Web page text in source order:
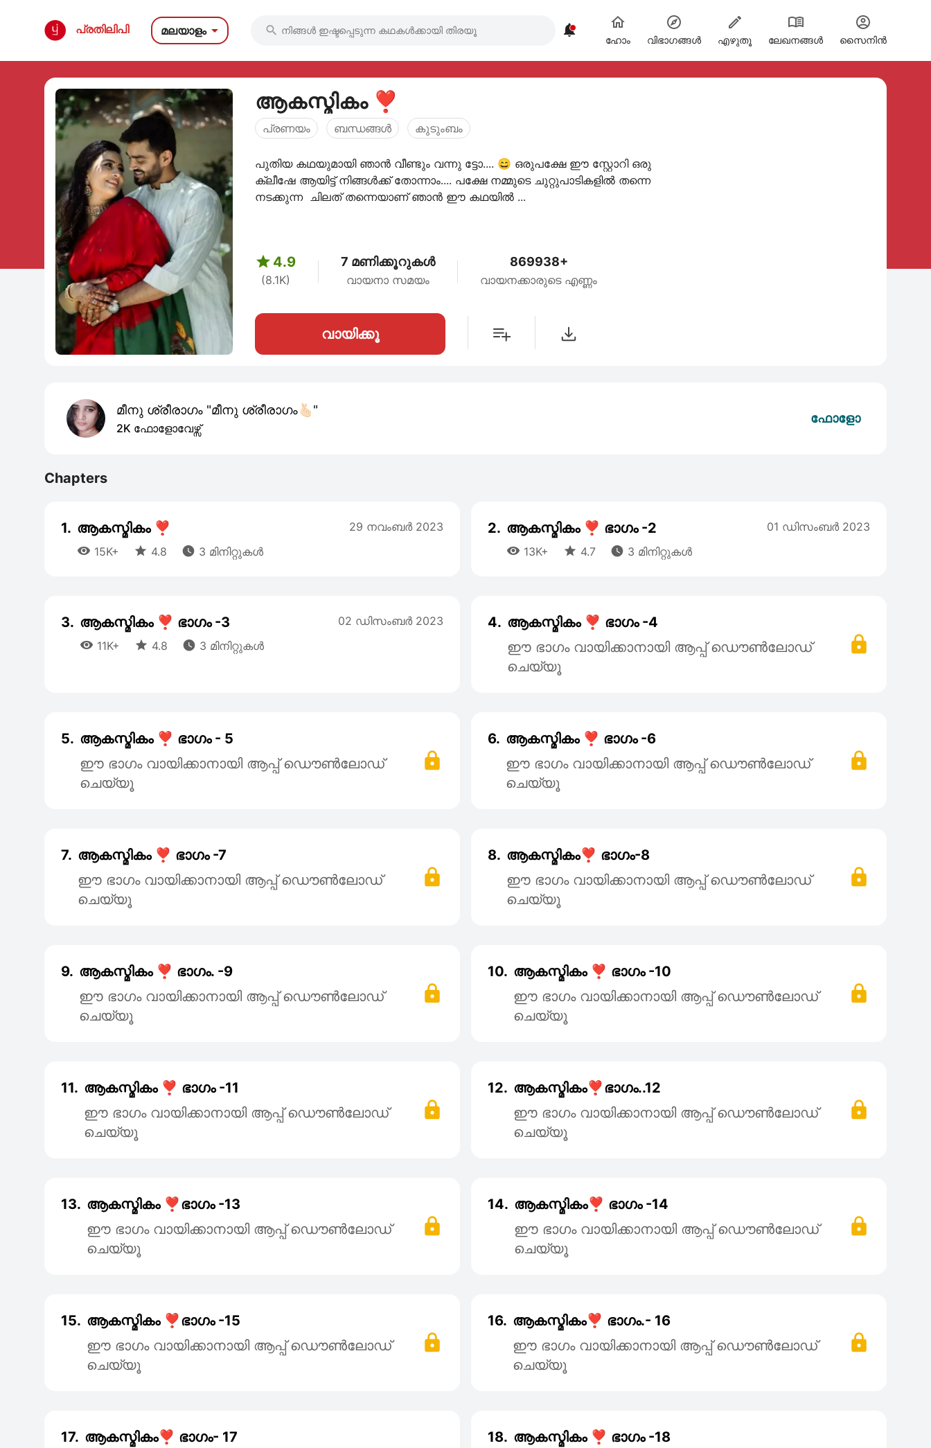
പ്രതിലിപി മലയാളം  
ഹോം വിഭാഗങ്ങള്‍ എഴുതൂ ലേഖനങ്ങൾ സൈനിന്‍
ആകസ്മികം ❣️
പ്രണയം ബന്ധങ്ങള്‍ കുടുംബം
പുതിയ കഥയുമായി ഞാൻ വീണ്ടും വന്നു ട്ടോ.... 😄 ഒരുപക്ഷേ ഈ സ്റ്റോറി ഒരു
ക്ലീഷേ ആയിട്ട് നിങ്ങൾക്ക് തോന്നാം.... പക്ഷേ നമ്മുടെ ചുറ്റുപാടികളിൽ തന്നെ
നടക്കുന്ന ചിലത് തന്നെയാണ് ഞാൻ ഈ കഥയിൽ ...
 4.9
(8.1K)
7 മണിക്കൂറുകൾ
വായനാ സമയം
869938+
വായനക്കാരുടെ എണ്ണം
വായിക്കൂ
മീനു ശ്രീരാഗം "മീനു ശ്രീരാഗം🫰🏻"
2K ഫോളോവേഴ്സ്
ഫോളോ
Chapters
1. ആകസ്മികം ❣️
 15K+  4.8  3 മിനിറ്റുകൾ
29 നവംബര്‍ 2023 2. ആകസ്മികം ❣️ ഭാഗം -2
 13K+  4.7  3 മിനിറ്റുകൾ
01 ഡിസംബര്‍ 2023
3. ആകസ്മികം ❣️ ഭാഗം -3
 11K+  4.8  3 മിനിറ്റുകൾ
02 ഡിസംബര്‍ 2023 4. ആകസ്മികം ❣️ ഭാഗം -4
ഈ ഭാഗം വായിക്കാനായി ആപ്പ് ഡൌൺലോഡ്
ചെയ്യൂ
5. ആകസ്മികം ❣️ ഭാഗം - 5
ഈ ഭാഗം വായിക്കാനായി ആപ്പ് ഡൌൺലോഡ്
ചെയ്യൂ
6. ആകസ്മികം ❣️ ഭാഗം -6
ഈ ഭാഗം വായിക്കാനായി ആപ്പ് ഡൌൺലോഡ്
ചെയ്യൂ
7. ആകസ്മികം ❣️ ഭാഗം -7
ഈ ഭാഗം വായിക്കാനായി ആപ്പ് ഡൌൺലോഡ്
ചെയ്യൂ
8. ആകസ്മികം❣️ ഭാഗം-8
ഈ ഭാഗം വായിക്കാനായി ആപ്പ് ഡൌൺലോഡ്
ചെയ്യൂ
9. ആകസ്മികം ❣️ ഭാഗം. -9
ഈ ഭാഗം വായിക്കാനായി ആപ്പ് ഡൌൺലോഡ്
ചെയ്യൂ
10. ആകസ്മികം ❣️ ഭാഗം -10
ഈ ഭാഗം വായിക്കാനായി ആപ്പ് ഡൌൺലോഡ്
ചെയ്യൂ
11. ആകസ്മികം ❣️ ഭാഗം -11
ഈ ഭാഗം വായിക്കാനായി ആപ്പ് ഡൌൺലോഡ്
ചെയ്യൂ
12. ആകസ്മികം❣️ഭാഗം..12
ഈ ഭാഗം വായിക്കാനായി ആപ്പ് ഡൌൺലോഡ്
ചെയ്യൂ
13. ആകസ്മികം ❣️ഭാഗം -13
ഈ ഭാഗം വായിക്കാനായി ആപ്പ് ഡൌൺലോഡ്
ചെയ്യൂ
14. ആകസ്മികം❣️ ഭാഗം -14
ഈ ഭാഗം വായിക്കാനായി ആപ്പ് ഡൌൺലോഡ്
ചെയ്യൂ
15. ആകസ്മികം ❣️ഭാഗം -15
ഈ ഭാഗം വായിക്കാനായി ആപ്പ് ഡൌൺലോഡ്
ചെയ്യൂ
16. ആകസ്മികം❣️ ഭാഗം.- 16
ഈ ഭാഗം വായിക്കാനായി ആപ്പ് ഡൌൺലോഡ്
ചെയ്യൂ
17. ആകസ്മികം❣️ ഭാഗം- 17
18. ആകസ്മികം ❣️ ഭാഗം -18